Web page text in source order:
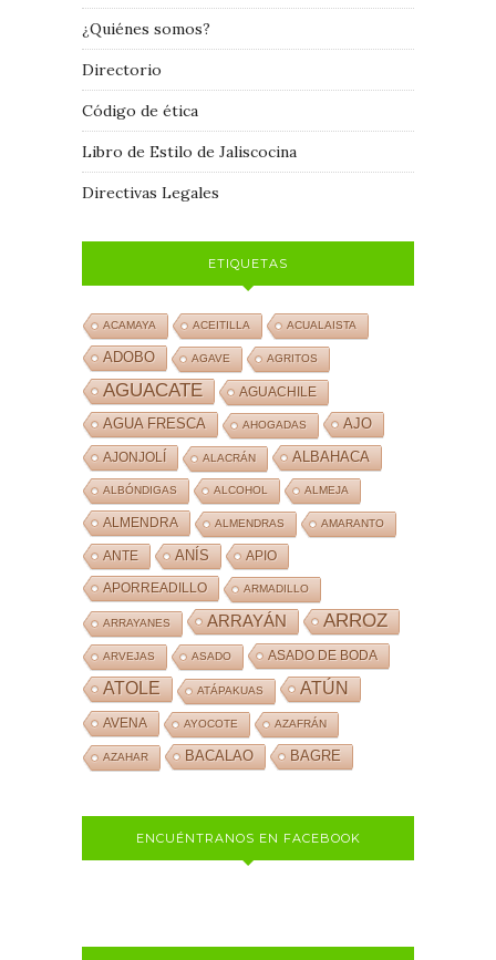
¿Quiénes somos?
Directorio
Código de ética
Libro de Estilo de Jaliscocina
Directivas Legales
ETIQUETAS
ACAMAYA ACEITILLA ACUALAISTA
ADOBO AGAVE AGRITOS
AGUACATE AGUACHILE
AGUA FRESCA AHOGADAS AJO
AJONJOLÍ ALACRÁN ALBAHACA
ALBÓNDIGAS ALCOHOL ALMEJA
ALMENDRA ALMENDRAS AMARANTO
ANTE ANÍS APIO
APORREADILLO ARMADILLO
ARRAYANES ARRAYÁN ARROZ
ARVEJAS ASADO ASADO DE BODA
ATOLE ATÁPAKUAS ATÚN
AVENA AYOCOTE AZAFRÁN
AZAHAR BACALAO BAGRE
ENCUÉNTRANOS EN FACEBOOK